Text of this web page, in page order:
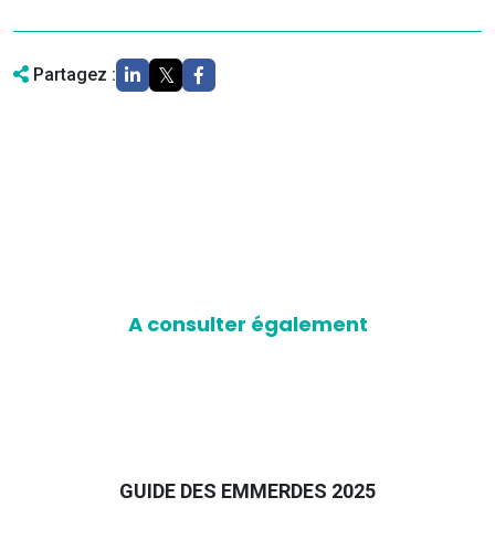
Partagez :
A consulter également
GUIDE DES EMMERDES 2025